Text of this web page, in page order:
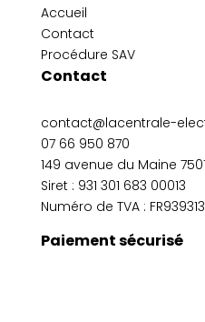
Accueil
Contact
Procédure SAV
Contact
contact@lacentrale-
07 66 950 870
149 avenue du Maine
Siret : 931 301 683 00013
Numéro de TVA :
Paiement sécurisé